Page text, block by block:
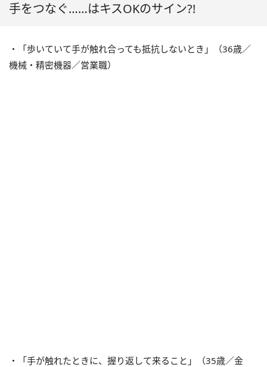
手をつなぐ……はキスOKのサイン?!
・「歩いていて手が触れ合っても抵抗しないとき」（36歳／
機械・精密機器／営業職）
・「手が触れたときに、握り返して来ること」（35歳／金